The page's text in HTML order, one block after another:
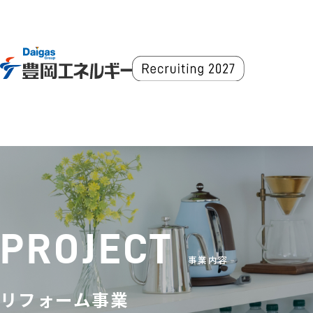
PROJECT 事業内容
リフォーム事業